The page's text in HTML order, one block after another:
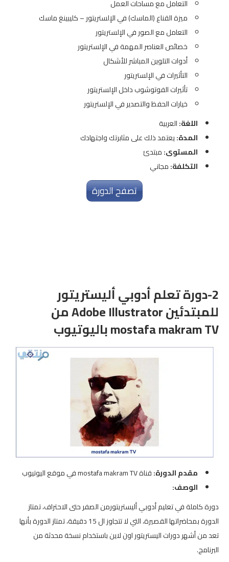
التعامل مع مساحات العمل
ميزة القناع (الماسك) في الإلستريتور – كليبينغ ماسك
التعامل مع الصور في الإلستريتور
خصائص العناصر المهمة في الإلستريتور
أدوات التلوين المباشر للأشكال
التأثيرات في الإلستريتور
تأثيرات الفوتوشوب داخل الإلستريتور
خيارات الحفظ والتصدير في الإلستريتور
اللغة:العربية
المدة:يعتمد ذلك على مثابرتك واجتهادك
المستوى:مبتدئ
التكلفة:مجاني
تصفح الدورة
2-دورة تعلم أدوبي أليستريتور
للمبتدئين Adobe Illustrator‎ من
mostafa makram TV باليوتيوب
مقدم الدورة:قناة mostafa makram TV في موقع اليوتيوب
الوصف:
دورة كاملة في تعليم أدوبي أليستريتورمن الصفر حتى الاحتراف، تمتاز
الدورة بمحاضراتها القصيرة، التي لا تتجاوز ال 15 دقيقة، تمتاز الدورة بأنها
تعد من أشهر دورات اليستريتور اون لاين باستخدام نسخة محدثة من
البرنامج.